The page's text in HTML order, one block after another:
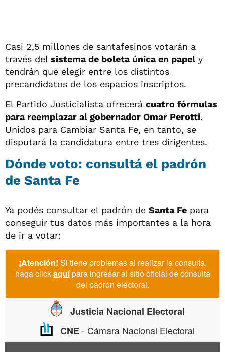
Casi 2,5 millones de santafesinos votarán a
través del sistema de boleta única en papel y
tendrán que elegir entre los distintos
precandidatos de los espacios inscriptos.
El Partido Justicialista ofrecerá cuatro fórmulas
para reemplazar al gobernador Omar Perotti.
Unidos para Cambiar Santa Fe, en tanto, se
disputará la candidatura entre tres dirigentes.
Dónde voto: consultá el padrón
de Santa Fe
Ya podés consultar el padrón de Santa Fe para
conseguir tus datos más importantes a la hora
de ir a votar: